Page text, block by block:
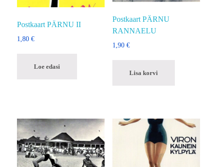
Postkaart PÄRNU II
1,80 €
Loe edasi
Postkaart PÄRNU
RANNAELU
1,90 €
Lisa korvi